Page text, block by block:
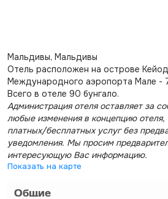
Мальдивы, Мальдивы
Отель расположен на острове
Международного аэропорта Мале -
Всего в отеле 90 бунгало.
Администрация отеля оставляет за
любые изменения в концепцию отеля,
платных/бесплатных услуг без
уведомления. Мы просим
интересующую Вас информацию.
Показать на карте
Общие